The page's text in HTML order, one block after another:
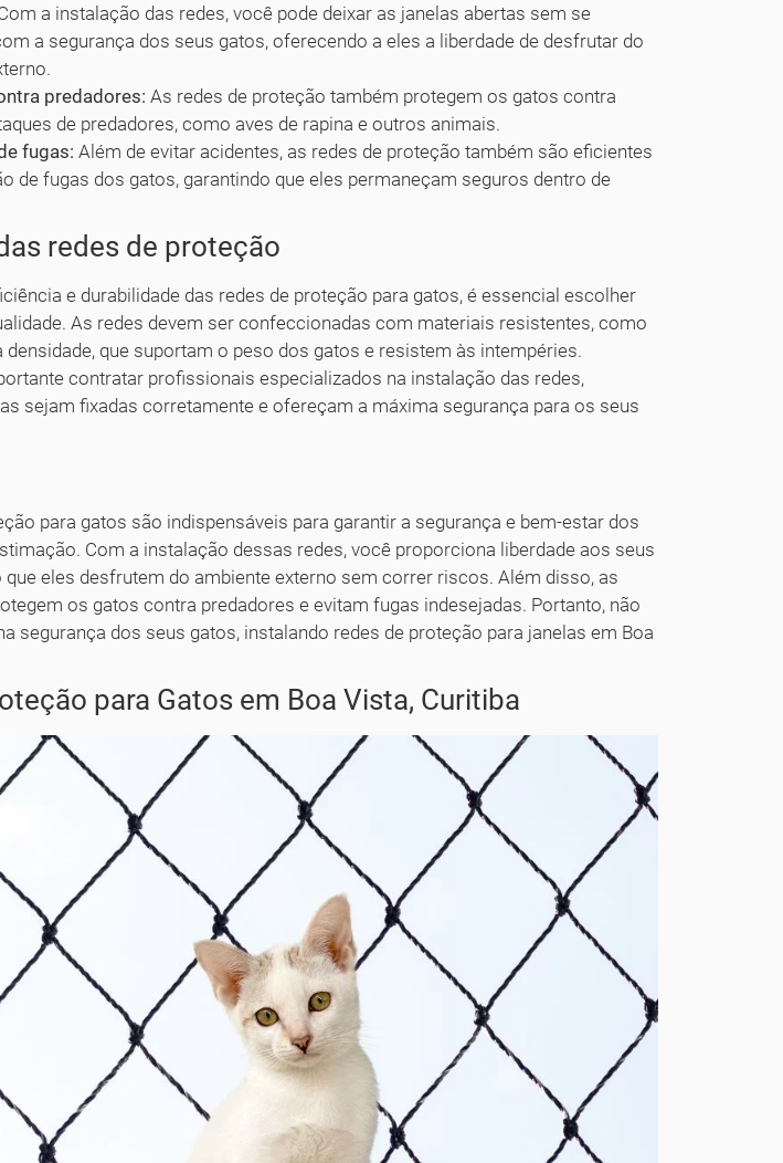
a instalação das redes, você pode deixar as janelas abertas sem se
a segurança dos seus gatos, oferecendo a eles a liberdade de desfrutar do
predadores: As redes de proteção também protegem os gatos contra
de predadores, como aves de rapina e outros animais.
fugas: Além de evitar acidentes, as redes de proteção também são eficientes
de fugas dos gatos, garantindo que eles permaneçam seguros dentro de
redes de proteção
e durabilidade das redes de proteção para gatos, é essencial escolher
As redes devem ser confeccionadas com materiais resistentes, como
densidade, que suportam o peso dos gatos e resistem às intempéries.
contratar profissionais especializados na instalação das redes,
sejam fixadas corretamente e ofereçam a máxima segurança para os seus
para gatos são indispensáveis para garantir a segurança e bem-estar dos
Com a instalação dessas redes, você proporciona liberdade aos seus
que eles desfrutem do ambiente externo sem correr riscos. Além disso, as
os gatos contra predadores e evitam fugas indesejadas. Portanto, não
segurança dos seus gatos, instalando redes de proteção para janelas em Boa
para Gatos em Boa Vista, Curitiba